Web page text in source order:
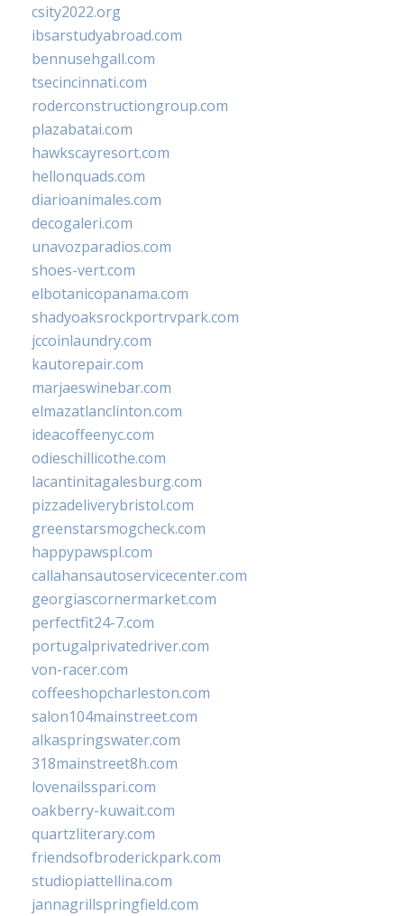
csity2022.org
ibsarstudyabroad.com
bennusehgall.com
tsecincinnati.com
roderconstructiongroup.com
plazabatai.com
hawkscayresort.com
hellonquads.com
diarioanimales.com
decogaleri.com
unavozparadios.com
shoes-vert.com
elbotanicopanama.com
shadyoaksrockportrvpark.com
jccoinlaundry.com
kautorepair.com
marjaeswinebar.com
elmazatlanclinton.com
ideacoffeenyc.com
odieschillicothe.com
lacantinitagalesburg.com
pizzadeliverybristol.com
greenstarsmogcheck.com
happypawspl.com
callahansautoservicecenter.com
georgiascornermarket.com
perfectfit24-7.com
portugalprivatedriver.com
von-racer.com
coffeeshopcharleston.com
salon104mainstreet.com
alkaspringswater.com
318mainstreet8h.com
lovenailsspari.com
oakberry-kuwait.com
quartzliterary.com
friendsofbroderickpark.com
studiopiattellina.com
jannagrillspringfield.com